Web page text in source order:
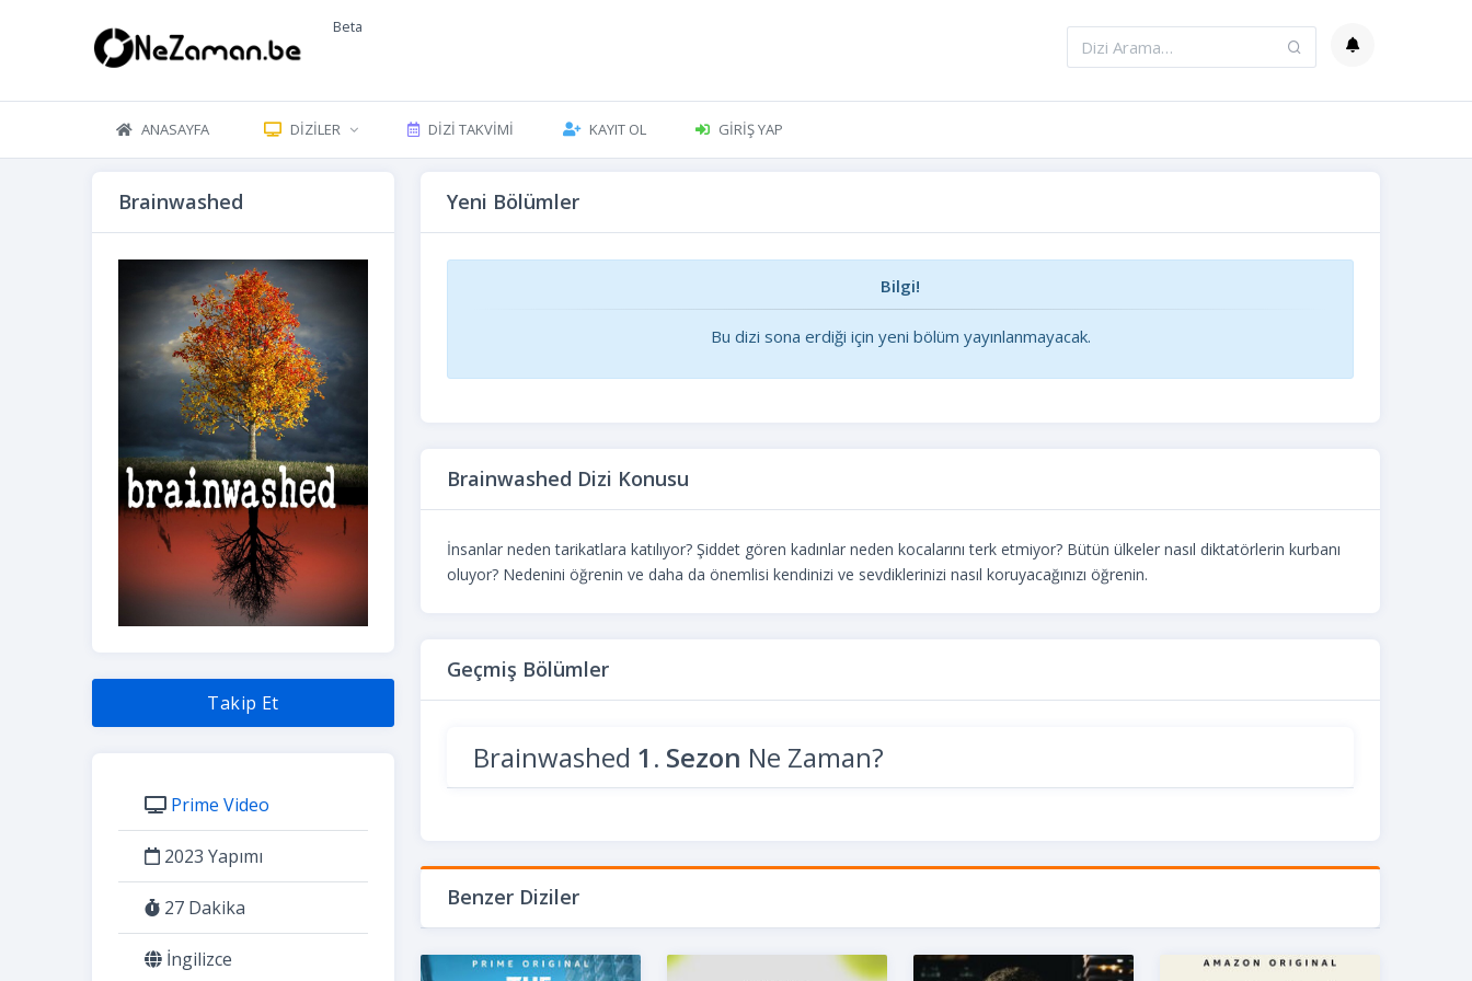
Beta
ANASAYFA DIZILER DIZI TAKVIMI KAYIT OL GIRIŞ YAP
Brainwashed
Takip Et
Prime Video
2023 Yapımı
27 Dakika
İngilizce
Yeni Bölümler
Bilgi!
Bu dizi sona erdiği için yeni bölüm yayınlanmayacak.
Brainwashed Dizi Konusu
İnsanlar neden tarikatlara katılıyor? Şiddet gören kadınlar neden kocalarını terk etmiyor? Bütün ülkeler nasıl diktatörlerin kurbanı
oluyor? Nedenini öğrenin ve daha da önemlisi kendinizi ve sevdiklerinizi nasıl koruyacağınızı öğrenin.
Geçmiş Bölümler
Brainwashed 1. Sezon Ne Zaman?
Benzer Diziler